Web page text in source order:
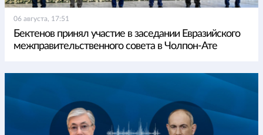
06 августа, 17:51
Бектенов принял участие в заседании Евразийского
межправительственного совета в Чолпон-Ате